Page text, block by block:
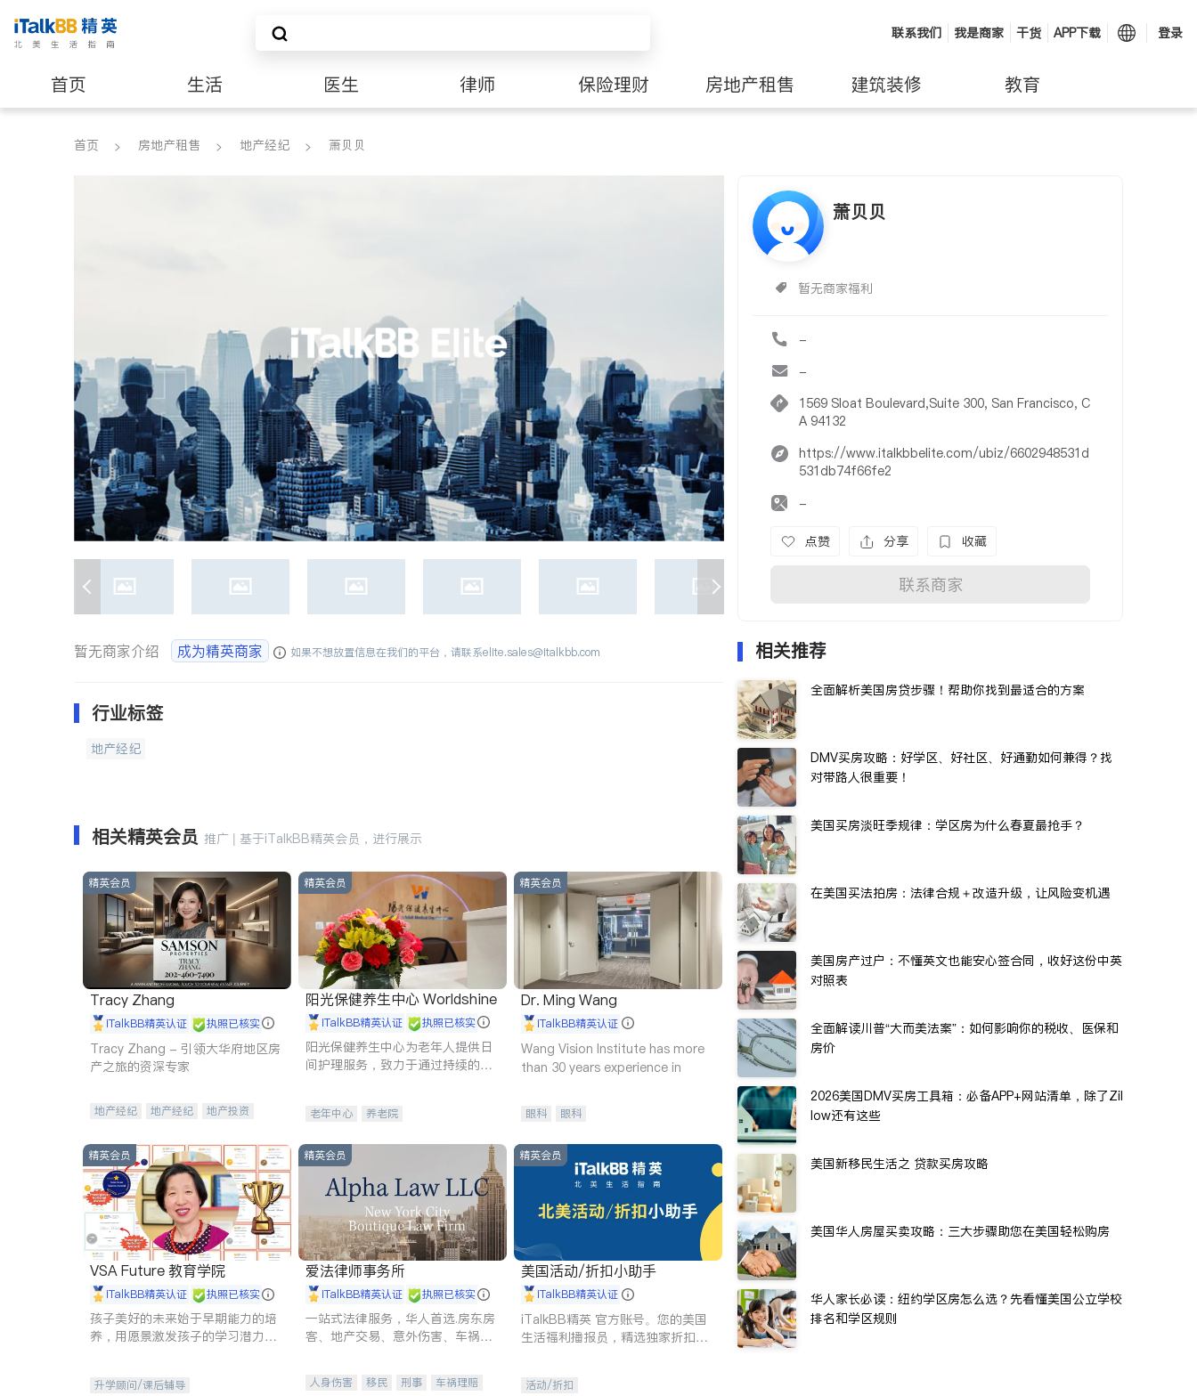
联系我们 我是商家 干货 APP下载 登录
首页 生活 医生 律师 保险理财 房地产租售 建筑装修 教育
养老 非盈利组织
首页 房地产租售 地产经纪 萧贝贝
萧贝贝
暂无商家福利
-
-
1569 Sloat Boulevard,Suite 300, San Francisco, C
A 94132
https://www.italkbbelite.com/ubiz/6602948531d
531db74f66fe2
-
点赞 分享 收藏
联系商家
暂无商家介绍 成为精英商家 如果不想放置信息在我们的平台，请联系elite.sales@italkbb.com
行业标签
地产经纪
相关精英会员 推广 | 基于iTalkBB精英会员，进行展示
精英会员
Tracy Zhang
iTalkBB精英认证 执照已核实
Tracy Zhang - 引领大华府地区房
产之旅的资深专家
地产经纪 地产经纪
地产投资
精英会员
阳光保健养生中心 Worldshine
iTalkBB精英认证 执照已核实
阳光保健养生中心为老年人提供日
间护理服务，致力于通过持续的护
老年中心 养老院
精英会员
Dr. Ming Wang
iTalkBB精英认证
Wang Vision Institute has more
than 30 years experience in
眼科 眼科
精英会员
VSA Future 教育学院
iTalkBB精英认证 执照已核实
孩子美好的未来始于早期能力的培
养，用愿景激发孩子的学习潜力和
升学顾问/课后辅导
精英会员
爱法律师事务所
iTalkBB精英认证 执照已核实
一站式法律服务，华人首选.房东房
客、地产交易、意外伤害、车祸重
人身伤害 移民 刑事
车祸理赔
精英会员
美国活动/折扣小助手
iTalkBB精英认证
iTalkBB精英 官方账号。您的美国
生活福利播报员，精选独家折扣、
活动/折扣
相关推荐
全面解析美国房贷步骤！帮助你找到最适合的方案
DMV买房攻略：好学区、好社区、好通勤如何兼得？找
对带路人很重要！
美国买房淡旺季规律：学区房为什么春夏最抢手？
在美国买法拍房：法律合规＋改造升级，让风险变机遇
美国房产过户：不懂英文也能安心签合同，收好这份中英
对照表
全面解读川普“大而美法案”：如何影响你的税收、医保和
房价
2026美国DMV买房工具箱：必备APP+网站清单，除了Zil
low还有这些
美国新移民生活之 贷款买房攻略
美国华人房屋买卖攻略：三大步骤助您在美国轻松购房
华人家长必读：纽约学区房怎么选？先看懂美国公立学校
排名和学区规则